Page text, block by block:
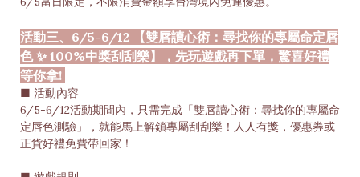
活動三、6/5-6/12 【雙唇讀心術：尋找你的專屬命定唇
色 ✨ 100%中獎刮刮樂】，先玩遊戲再下單，驚喜好禮
等你拿!
■ 活動內容
6/5-6/12活動期間內，只需完成「雙唇讀心術：尋找你的專屬命
定唇色測驗」，就能馬上解鎖專屬刮刮樂！人人有獎，優惠券或
正貨好禮免費帶回家！